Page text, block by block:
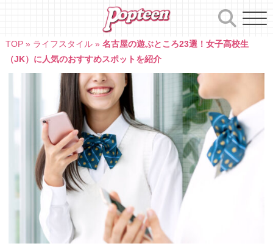
TOP» ライフスタイル» 名古屋の遊ぶところ23選！女子高校生
（JK）に人気のおすすめスポットを紹介